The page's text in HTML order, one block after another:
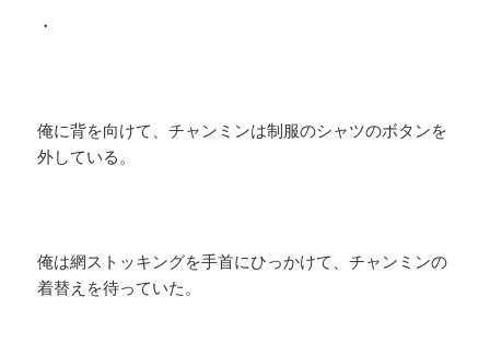
・
俺に背を向けて、チャンミンは制服のシャツのボタンを
外している。
俺は網ストッキングを手首にひっかけて、チャンミンの
着替えを待っていた。